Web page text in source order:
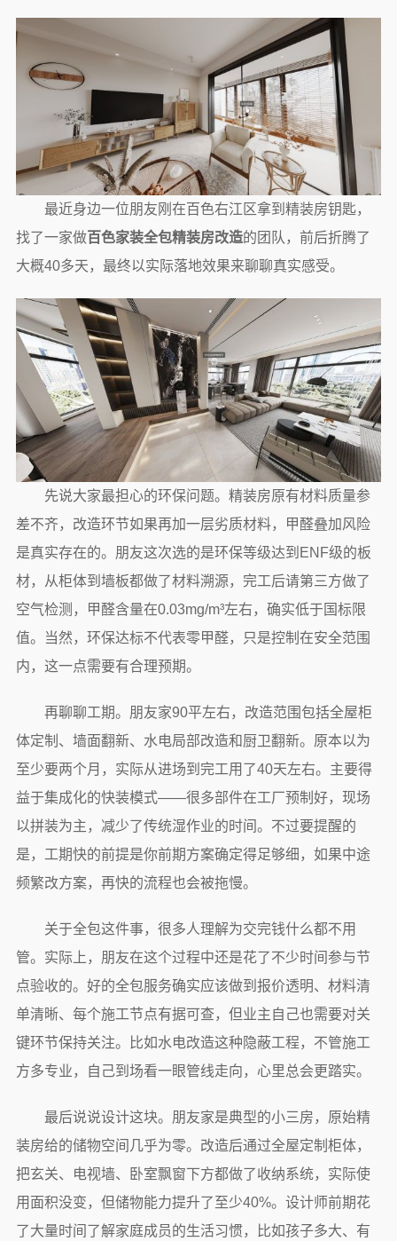
最近身边一位朋友刚在百色右江区拿到精装房钥匙，
找了一家做百色家装全包精装房改造的团队，前后折腾了
大概40多天，最终以实际落地效果来聊聊真实感受。
先说大家最担心的环保问题。精装房原有材料质量参
差不齐，改造环节如果再加一层劣质材料，甲醛叠加风险
是真实存在的。朋友这次选的是环保等级达到ENF级的板
材，从柜体到墙板都做了材料溯源，完工后请第三方做了
空气检测，甲醛含量在0.03mg/m³左右，确实低于国标限
值。当然，环保达标不代表零甲醛，只是控制在安全范围
内，这一点需要有合理预期。
再聊聊工期。朋友家90平左右，改造范围包括全屋柜
体定制、墙面翻新、水电局部改造和厨卫翻新。原本以为
至少要两个月，实际从进场到完工用了40天左右。主要得
益于集成化的快装模式——很多部件在工厂预制好，现场
以拼装为主，减少了传统湿作业的时间。不过要提醒的
是，工期快的前提是你前期方案确定得足够细，如果中途
频繁改方案，再快的流程也会被拖慢。
关于全包这件事，很多人理解为交完钱什么都不用
管。实际上，朋友在这个过程中还是花了不少时间参与节
点验收的。好的全包服务确实应该做到报价透明、材料清
单清晰、每个施工节点有据可查，但业主自己也需要对关
键环节保持关注。比如水电改造这种隐蔽工程，不管施工
方多专业，自己到场看一眼管线走向，心里总会更踏实。
最后说说设计这块。朋友家是典型的小三房，原始精
装房给的储物空间几乎为零。改造后通过全屋定制柜体，
把玄关、电视墙、卧室飘窗下方都做了收纳系统，实际使
用面积没变，但储物能力提升了至少40%。设计师前期花
了大量时间了解家庭成员的生活习惯，比如孩子多大、有